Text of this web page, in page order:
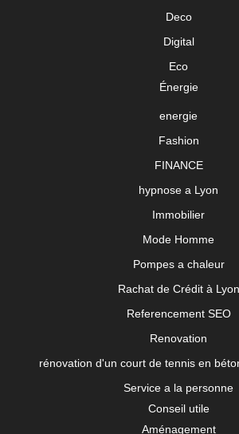
Deco
Digital
Eco
Énergie
energie
Fashion
FINANCE
hypnose a Lyon
Immobilier
Mode Homme
Pompes a chaleur
Rachat de Crédit à Lyon
Referencement SEO
Renovation
rénovation d'un court de tennis en
Service a la personne
Conseil utile
Aménagement